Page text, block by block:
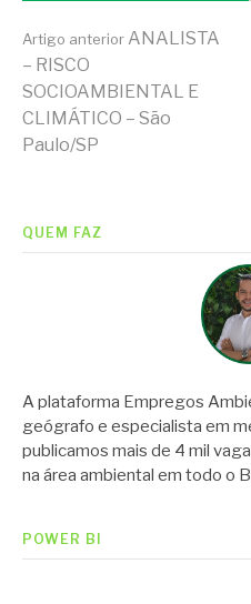
Continue
lendo
Artigo anterior ANALISTA
– RISCO
SOCIOAMBIENTAL E
CLIMÁTICO – São
Paulo/SP
QUEM FAZ
A plataforma Empregos
geógrafo e especialista em
publicamos mais de 4 mil
na área ambiental em todo o
POWER BI